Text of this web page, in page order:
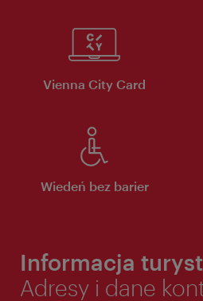
Vienna City Card
Wiedeń bez barier
Informacja
Adresy i dane